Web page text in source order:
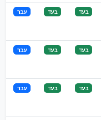
בעד בעד עבר
בעד בעד עבר
בעד בעד עבר